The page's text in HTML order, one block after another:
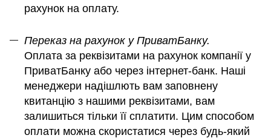
рахунок на оплату.
Переказ на рахунок у ПриватБанку.
Оплата за реквізитами на рахунок компанії у
ПриватБанку або через інтернет-банк. Наші
менеджери надішлють вам заповнену
квитанцію з нашими реквізитами, вам
залишиться тільки її сплатити. Цим способом
оплати можна скористатися через будь-який